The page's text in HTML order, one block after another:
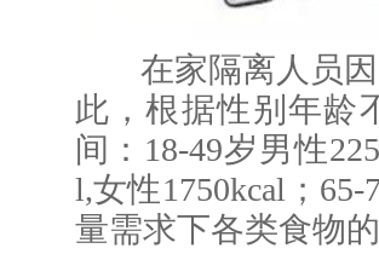
在家隔离人员
此，根据性别年龄
间：18-49岁男性
l,女性1750kcal；
量需求下各类食物